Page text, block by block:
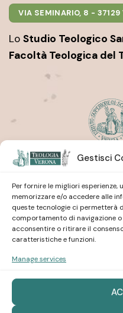
Gestisci
Per fornire le migliori
memorizzare e/o accedere alle
queste tecnologie ci permetterà
comportamento di navigazione
acconsentire o ritirare il
caratteristiche e funzioni.
Manage services
VIA SEMINARIO, 8 - 37129
Lo Studio Teologico
Facoltà Teologica del
Istituto Superiore di
Istituto Superiore di
MartireStudio